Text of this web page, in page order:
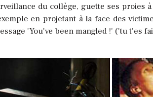
du collège, guette ses proies
en projetant à la face des
'You've been mangled !' ('tu t'es